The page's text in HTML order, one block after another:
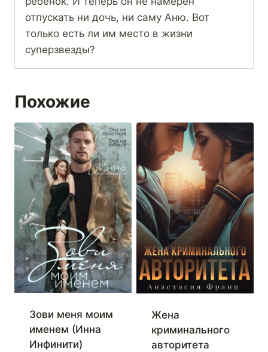
отпускать ни дочь, ни саму Аню. Вот
только есть ли им место в жизни
суперзвезды?
Похожие
Зови меня моим
именем (Инна
Инфинити)
Жена
криминального
авторитета